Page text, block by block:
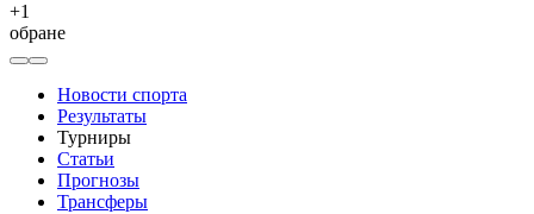
+1
обране
Новости спорта
Результаты
Турниры
Статьи
Прогнозы
Трансферы